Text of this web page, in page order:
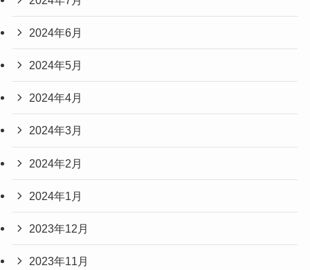
2024年6月
2024年5月
2024年4月
2024年3月
2024年2月
2024年1月
2023年12月
2023年11月